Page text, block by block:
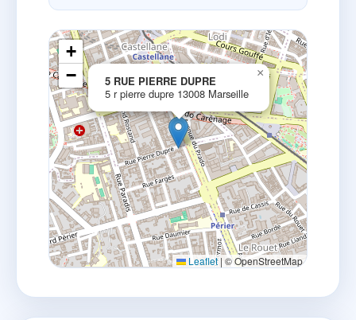
5 RUE PIERRE DUPRE
5 r pierre dupre 13008 Marseille
×
+
−
Leaflet | © OpenStreetMap